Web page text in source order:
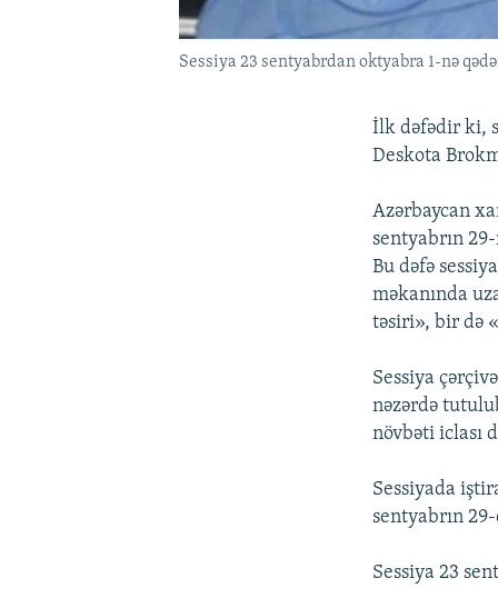
Sessiya 23 sentyabrdan oktyabra 1-nə
İlk dəfədir ki,
Deskota
Azərbaycan
sentyabrın
Bu dəfə
məkanında
təsiri», bir də
Sessiya
nəzərdə
növbəti iclası
Sessiyada
sentyabrın 29-
Sessiya 23